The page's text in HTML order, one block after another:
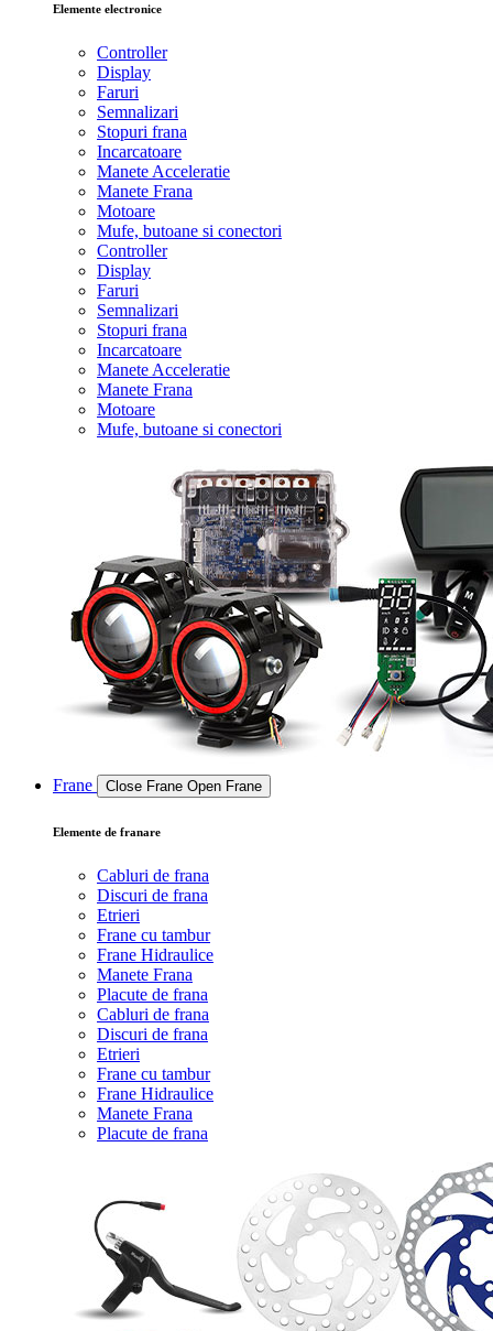
Elemente electronice
Controller
Display
Faruri
Semnalizari
Stopuri frana
Incarcatoare
Manete Acceleratie
Manete Frana
Motoare
Mufe, butoane si conectori
Controller
Display
Faruri
Semnalizari
Stopuri frana
Incarcatoare
Manete Acceleratie
Manete Frana
Motoare
Mufe, butoane si conectori
Frane Close Frane Open Frane
Elemente de franare
Cabluri de frana
Discuri de frana
Etrieri
Frane cu tambur
Frane Hidraulice
Manete Frana
Placute de frana
Cabluri de frana
Discuri de frana
Etrieri
Frane cu tambur
Frane Hidraulice
Manete Frana
Placute de frana